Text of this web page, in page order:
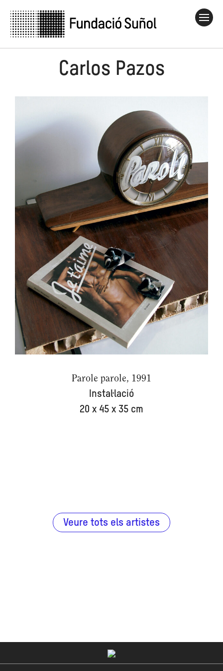
Carlos Pazos
Parole parole, 1991
Instal·lació
20 x 45 x 35 cm
Veure tots els artistes